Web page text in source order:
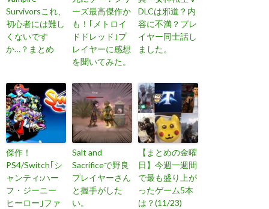
Survivorsこれ、
初心者には難し
くないです
か…？まとめ
ーズ最高傑作か
も！｢メトロイ
ドドレッド｣プ
レイヤーに感想
を聞いてみた。
DLCは邪道？内
容に不満？プレ
イヤー同士話し
ました。
傑作！
PS4/Switch｢シ
ャンティ:ハー
フ・ジーニー
ヒーロー｣ファ
Salt and
Sacrificeで野良
プレイヤーさん
と握手がした
い。
【まとめの金曜
日】今週一週間
で最も盛り上が
ったゲーム5本
は？(11/23)